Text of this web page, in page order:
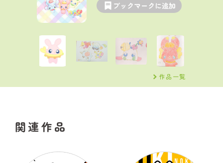
ブックマークに追加
作品一覧
関連作品